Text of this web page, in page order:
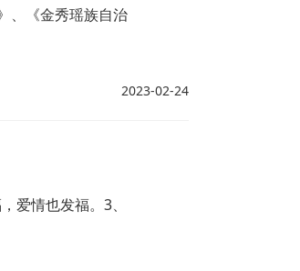
、《金秀瑶族自治
2023-02-24
爱情也发福。3、